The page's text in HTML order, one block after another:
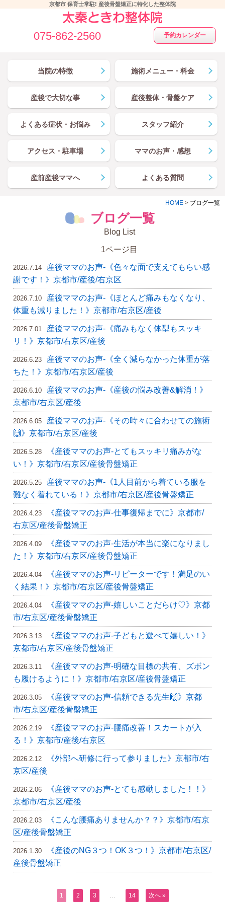
京都市 保育士常駐! 産後骨盤矯正に特化した整体院
075-862-2560 予約カレンダー
当院の特徴 施術メニュー・料金
産後で大切な事 産後整体・骨盤ケア
よくある症状・お悩み スタッフ紹介
アクセス・駐車場 ママのお声・感想
産前産後ママへ よくある質問
HOME > ブログ一覧
ブログ一覧
Blog List
1ページ目
2026.7.14
産後ママのお声-《色々な面で支えてもらい感
謝です！》京都市/産後/右京区
2026.7.10
産後ママのお声-《ほとんど痛みもなくなり、
体重も減りました！》京都市/右京区/産後
2026.7.01
産後ママのお声-《痛みもなく体型もスッキ
リ！》京都市/右京区/産後
2026.6.23
産後ママのお声-《全く減らなかった体重が落
ちた！》京都市/右京区/産後
2026.6.10
産後ママのお声-《産後の悩み改善&解消！》
京都市/右京区/産後
2026.6.05
産後ママのお声-《その時々に合わせての施術
🙌》京都市/右京区/産後
2026.5.28
《産後ママのお声-とてもスッキリ痛みがな
い！》京都市/右京区/産後骨盤矯正
2026.5.25
産後ママのお声-《1人目前から着ている服を
難なく着れている！》京都市/右京区/産後骨盤矯正
2026.4.23
《産後ママのお声-仕事復帰までに》京都市/
右京区/産後骨盤矯正
2026.4.09
《産後ママのお声-生活が本当に楽になりまし
た！》京都市/右京区/産後骨盤矯正
2026.4.04
《産後ママのお声-リピーターです！満足のい
く結果！》京都市/右京区/産後骨盤矯正
2026.4.04
《産後ママのお声-嬉しいことだらけ♡》京都
市/右京区/産後骨盤矯正
2026.3.13
《産後ママのお声-子どもと遊べて嬉しい！》
京都市/右京区/産後骨盤矯正
2026.3.11
《産後ママのお声-明確な目標の共有、ズボン
も履けるように！》京都市/右京区/産後骨盤矯正
2026.3.05
《産後ママのお声-信頼できる先生🙌》京都
市/右京区/産後骨盤矯正
2026.2.19
《産後ママのお声-腰痛改善！スカートが入
る！》京都市/産後/右京区
2026.2.12
《外部へ研修に行って参りました》京都市/右
京区/産後
2026.2.06
《産後ママのお声-とても感動しました！！》
京都市/右京区/産後
2026.2.03
《こんな腰痛ありませんか？？》京都市/右京
区/産後骨盤矯正
2026.1.30
《産後のNG３つ！OK３つ！》京都市/右京区/
産後骨盤矯正
1 2 3 … 14 次へ »